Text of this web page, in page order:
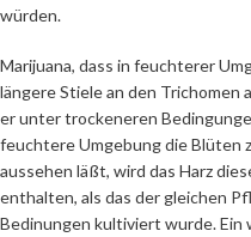
würden.
Marijuana, dass in feuchterer
längere Stiele an den Trichomen
er unter trockeneren
feuchtere Umgebung die Blüten
aussehen läßt, wird das Harz
enthalten, als das der gleichen
Bedinungen kultiviert wurde. Ein